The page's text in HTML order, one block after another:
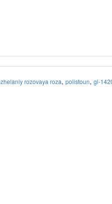
rozovaya roza, polistoun, gl-